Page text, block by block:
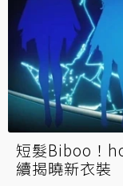
短髮Biboo！
續揭曉新衣裝